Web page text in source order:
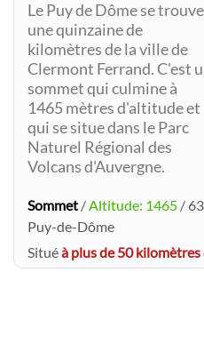
Le Puy de Dôme se
une quinzaine de
kilomètres de la ville de
Clermont Ferrand. C'est
sommet qui culmine à
1465 mètres d'altitude et
qui se situe dans le Parc
Naturel Régional des
Volcans d'Auvergne.
Sommet /Altitude: 1465 /
Puy-de-Dôme
Situéà plus de 50 kilomètres